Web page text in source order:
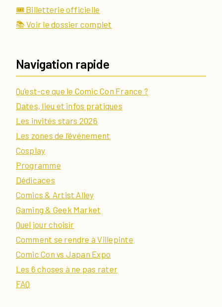
🎟️ Billetterie officielle
📚 Voir le dossier complet
Navigation rapide
Qu’est-ce que le Comic Con France ?
Dates, lieu et infos pratiques
Les invités stars 2026
Les zones de l’événement
Cosplay
Programme
Dédicaces
Comics & Artist Alley
Gaming & Geek Market
Quel jour choisir
Comment se rendre à Villepinte
Comic Con vs Japan Expo
Les 6 choses à ne pas rater
FAQ